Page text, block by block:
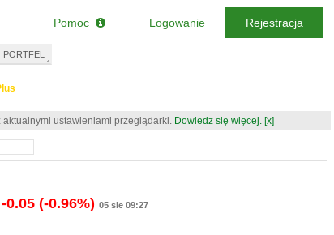
ustawieniami przeglądarki. Dowiedz się więcej. [x]
-0.05 (-0.96%) 05 sie 09:27
PORTFEL
Pomoc Logowanie Rejestracja